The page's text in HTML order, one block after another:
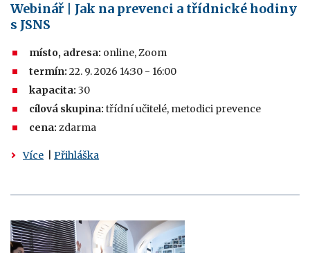
Webinář | Jak na prevenci a třídnické hodiny
s JSNS
místo, adresa: online, Zoom
termín: 22. 9. 2026 14:30 - 16:00
kapacita: 30
cílová skupina: třídní učitelé, metodici prevence
cena: zdarma
Více Přihláška